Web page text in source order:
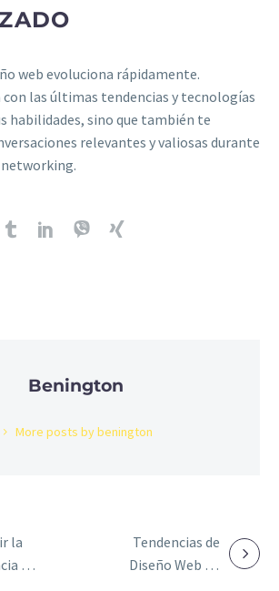
web evoluciona rápidamente.
con las últimas tendencias y tecnologías
habilidades, sino que también te
relevantes y valiosas durante
networking.
Benington
More posts by benington
la
de
Tendencias de
Diseño Web en